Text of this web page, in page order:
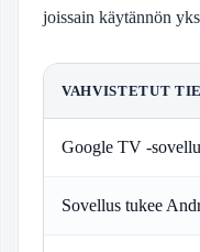
joissain käytännön
VAHVISTETUT
Google TV -
Sovellus tukee